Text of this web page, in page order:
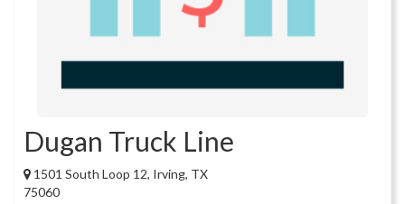
Dugan Truck Line
1501 South Loop 12, Irving, TX
75060